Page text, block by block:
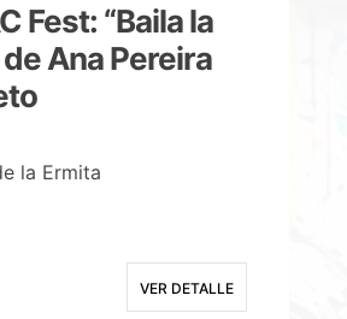
Fest: “Baila la
de Ana Pereira
la Ermita
VER DETALLE